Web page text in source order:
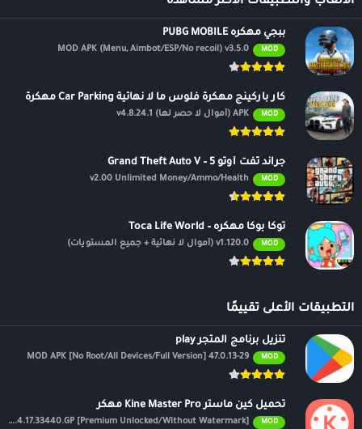
ببجي مهكره PUBG MOBILE
MOD
MOD APK (Menu, Aimbot/ESP/No recoil) v3.5.0
كار باركينج مهكرة فلوس ما لا نهائية Car Parking مهكرة
MOD APK (أموال لا حصر لها) v4.8.24.1
جراند ثفت أوتو 5 – Grand Theft Auto V
MOD
v2.00 Unlimited Money/Ammo/Health
توكا بوكا مهكره – Toca Life World
MOD v1.120.0 (أموال لا نهائية + جميع المستويات)
التطبيقات الأعلى تقييمًا
تنزيل برنامج المتجر play
MOD
47.0.13-29 MOD APK [No Root/All Devices/Full Version]
تحميل كين ماستر Kine Master Pro مهكر
MOD
APK v7.4.17.33440.GP [Premium Unlocked/Without Watermark]